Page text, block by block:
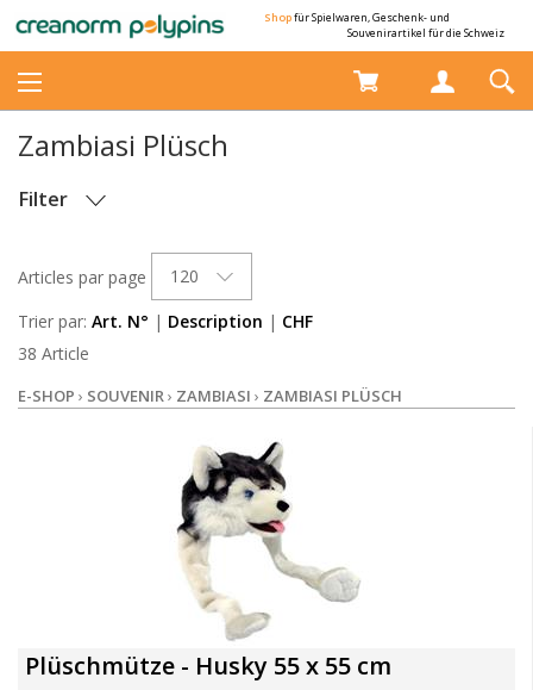
Shopfür Spielwaren, Geschenk- und
Souvenirartikel für die Schweiz
Zambiasi Plüsch
Filter
Articles par page
120
Trier par: Art. N° | Description | CHF
38 Article
E-SHOP › SOUVENIR› ZAMBIASI › ZAMBIASI PLÜSCH
Plüschmütze - Husky 55 x 55 cm